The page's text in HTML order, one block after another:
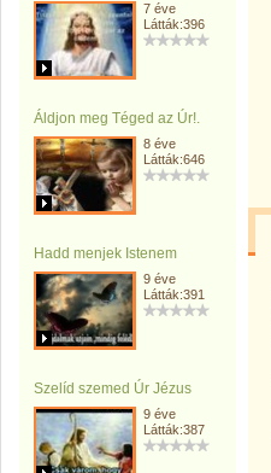
7 éve
Látták:396
Áldjon meg Téged az Úr!.
8 éve
Látták:646
Hadd menjek Istenem
9 éve
Látták:391
Szelíd szemed Úr Jézus
9 éve
Látták:387